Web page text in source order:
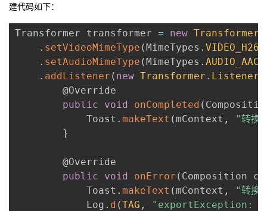
建代码如下：
Transformer transformer = new Transformer
. setVideoMimeType (MimeTypes . VIDEO_H265
. setAudioMimeType (MimeTypes . AUDIO_AAC
. addListener ( new Transformer . Listener
        @Override
public
void onCompleted (
            Toast
. makeText ( mContext ,
"转换
}
        @Override
public
void onError ( Composition
            Toast
. makeText ( mContext ,
"转换
            Log
. d (TAG , "exportException: "